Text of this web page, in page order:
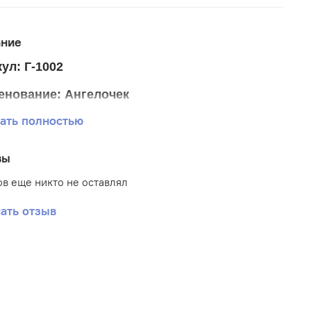
Г-1002
Ангелочек
ткани 30*40 см
Ангелы
Габардин
полностью
еще никто не оставлял
отзыв